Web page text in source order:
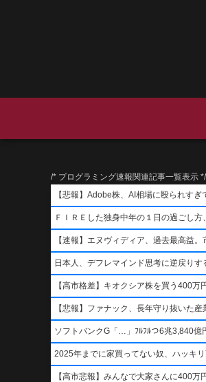
/* プログラミング速報関連記事一覧表示 */
【悲報】Adobe株、AI相場に殴られす
ＦＩＲＥした独身中年の１日の過ごし
【速報】エヌヴィディア、過去最高益
日本人、デフレマインド思考に逆戻りす
【高市格差】キオクシア株を買う400
【悲報】ファナック、長年守り抜いた
ソフトバンクG「…」ﾌﾙﾌﾙつ6兆3,840
2025年までに家買ってない奴、ハッキ
【高市悲報】みんなで大家さんに400